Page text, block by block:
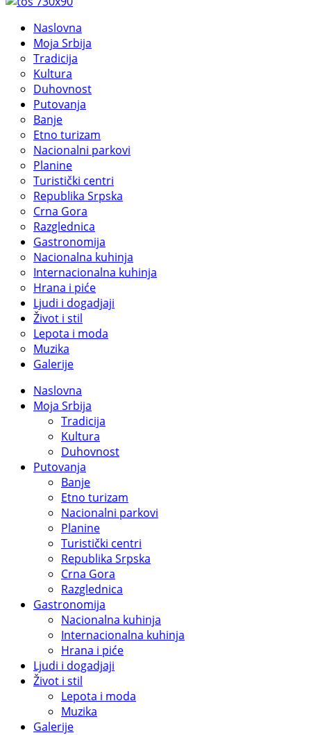
Naslovna
Moja Srbija
Tradicija
Kultura
Duhovnost
Putovanja
Banje
Etno turizam
Nacionalni parkovi
Planine
Turistički centri
Republika Srpska
Crna Gora
Razglednica
Gastronomija
Nacionalna kuhinja
Internacionalna kuhinja
Hrana i piće
Ljudi i dogadjaji
Život i stil
Lepota i moda
Muzika
Galerije
Naslovna
Moja Srbija
Tradicija
Kultura
Duhovnost
Putovanja
Banje
Etno turizam
Nacionalni parkovi
Planine
Turistički centri
Republika Srpska
Crna Gora
Razglednica
Gastronomija
Nacionalna kuhinja
Internacionalna kuhinja
Hrana i piće
Ljudi i dogadjaji
Život i stil
Lepota i moda
Muzika
Galerije